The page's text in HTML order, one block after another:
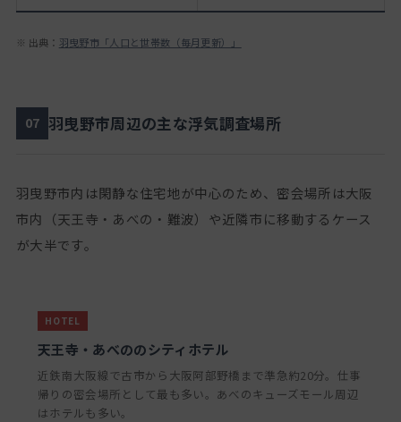
※ 出典： 羽曳野市「人口と世帯数（毎月更新）」
07 羽曳野市周辺の主な浮気調査場所
羽曳野市内は閑静な住宅地が中心のため、密会場所は大阪
市内（天王寺・あべの・難波）や近隣市に移動するケース
が大半です。
天王寺・あべののシティホテル
近鉄南大阪線で古市から大阪阿部野橋まで準急約20分。仕事
帰りの密会場所として最も多い。あべのキューズモール周辺
はホテルも多い。